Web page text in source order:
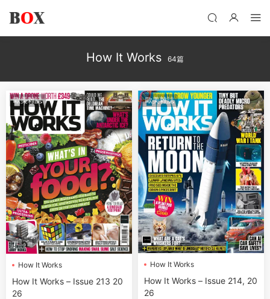
How It Works 64篇
歐美雜誌
How It Works
How It Works – Issue 213 20
26
歐美雜誌
How It Works
How It Works – Issue 214, 20
26